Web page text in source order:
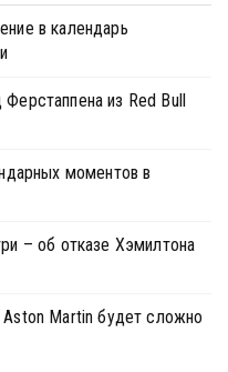
в календарь
из Red Bull
моментов в
– об отказе Хэмилтона
Martin будет сложно